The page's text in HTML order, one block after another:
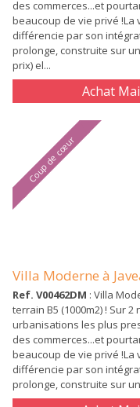
des commerces...et
beaucoup de vie privé
différencie par son
prolonge, construite sur
prix) el...
Achat
Coup de cœur
Villa Moderne à
Ref. V00462DM : Villa
terrain B5 (1000m2) ! Sur
urbanisations les plus
des commerces...et
beaucoup de vie privé !La
différencie par son
prolonge, construite sur un